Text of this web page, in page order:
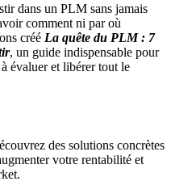
dans un PLM sans jamais
comment ni par où
créé La quête du PLM : 7
, un guide indispensable pour
évaluer et libérer tout le
des solutions concrètes
votre rentabilité et